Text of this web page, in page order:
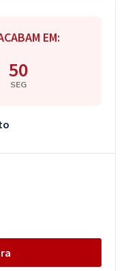
EM:
49
SEG